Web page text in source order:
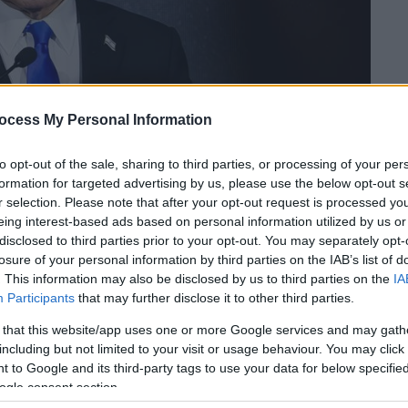
My Personal Information
opt-out of the sale, sharing to third parties, or processing of your
for targeted advertising by us, please use the below opt-out
selection. Please note that after your opt-out request is processed
interest-based ads based on personal information utilized by us
to third parties prior to your opt-out. You may separately
of your personal information by third parties on the IAB’s list of
This information may also be disclosed by us to third parties on the
Participants that may further disclose it to other third parties.
that this website/app uses one or more Google services and may
but not limited to your visit or usage behaviour. You may
to Google and its third-party tags to use your data for below
consent section.
το ΕΘΝΟΣ στη Google
να σταθεροποιηθεί και οΑμερικανός
«επανεκκίνηση» των σχέσεων
προχωρά σε μια αιχμηρή κίνηση υψηλού
σύλληψης για τον ΜπενιαμίνΝετανιάχου
κράτους.